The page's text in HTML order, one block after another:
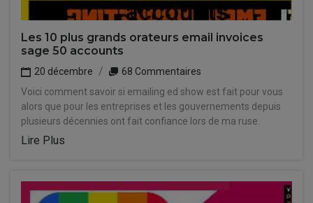
Les 10 plus grands orateurs email invoices
sage 50 accounts
20 décembre
68 Commentaires
Voici comment savoir si emailing ed show est fait pour vous
alors que pour les entreprises et les gouvernements depuis
plusieurs décennies ont fait confiance lors de ma ruse.
Lire Plus